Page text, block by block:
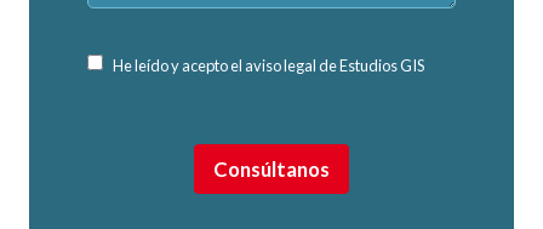
He leído y acepto el aviso legal de Estudios GIS